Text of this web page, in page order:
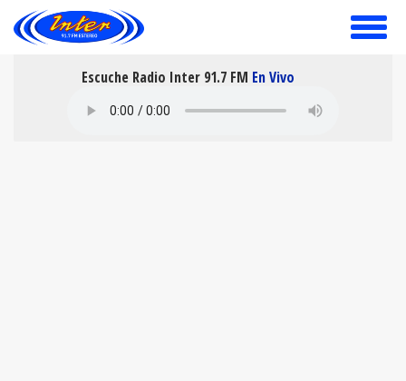
toggle
Escuche Radio Inter 91.7 FM En Vivo